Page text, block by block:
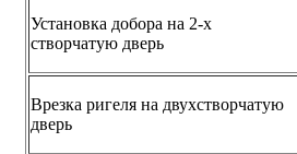
Установка добора на 2-х
створчатую дверь
Врезка ригеля на двухстворчатую
дверь